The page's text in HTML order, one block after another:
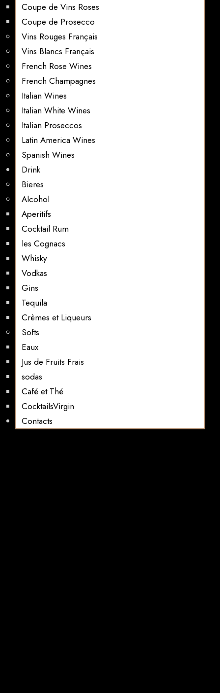
Coupe de Vins Roses
Coupe de Prosecco
Vins Rouges Français
Vins Blancs Français
French Rose Wines
French Champagnes
Italian Wines
Italian White Wines
Italian Proseccos
Latin America Wines
Spanish Wines
Drink
Bieres
Alcohol
Aperitifs
Cocktail Rum
les Cognacs
Whisky
Vodkas
Gins
Tequila
Crèmes et Liqueurs
Softs
Eaux
Jus de Fruits Frais
sodas
Café et Thé
CocktailsVirgin​
Contacts